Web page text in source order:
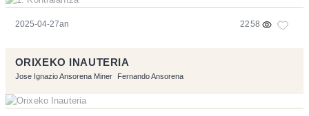
2025-04-27an 2258
ORIXEKO INAUTERIA
Jose Ignazio Ansorena Miner Fernando Ansorena